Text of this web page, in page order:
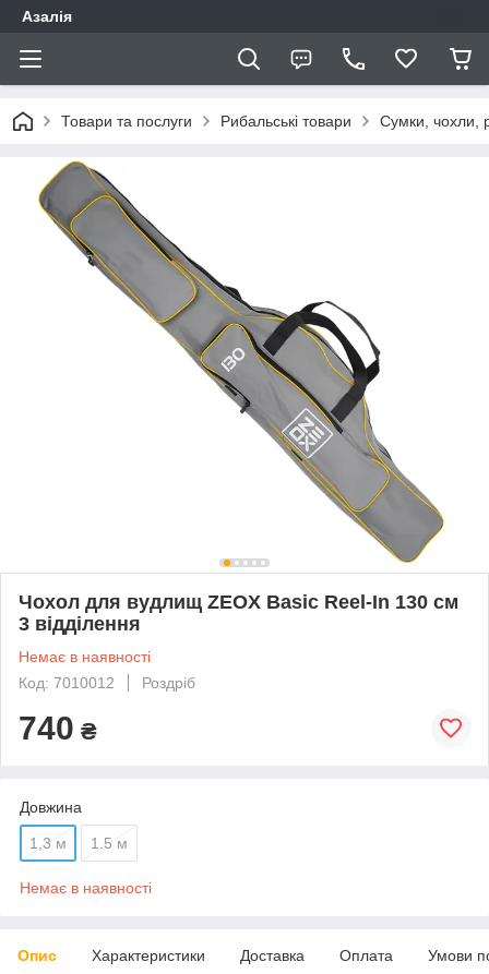
Азалія
Товари та послуги Рибальські товари Сумки, чохли,
Чохол для вудлищ ZEOX Basic Reel-In 130 см
3 відділення
Немає в наявності
Код: 7010012
Роздріб
740 ₴
Довжина
1,3 м 1.5 м
Немає в наявності
Опис Характеристики Доставка Оплата Умови